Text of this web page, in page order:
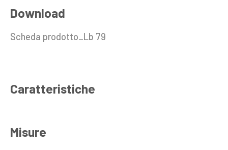
Download
Scheda prodotto_Lb 79
Caratteristiche
Misure